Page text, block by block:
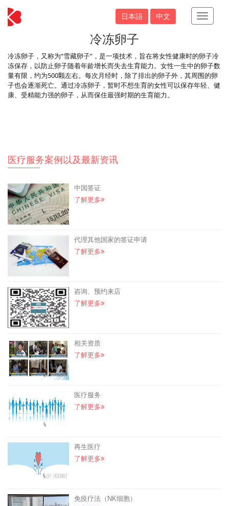
Toggle
日本語 中文
冷冻卵子
冷冻卵子，又称为“雪藏卵子”，是一项技术，旨在将女性健康时的卵子冷
冻保存，以防止卵子随着年龄增长而失去生育能力。女性一生中的卵子数
量有限，约为500颗左右。每次月经时，除了排出的卵子外，其周围的卵
子也会逐渐死亡。通过冷冻卵子，暂时不想生育的女性可以保存年轻、健
康、受精能力强的卵子，从而保住最强时期的生育能力。
医疗服务案例以及最新资讯
中国签证
了解更多
代理其他国家的签证申请
了解更多
咨询、预约来店
了解更多
相关资质
了解更多
医疗服务
了解更多
再生医疗
了解更多
免疫疗法（NK细胞）